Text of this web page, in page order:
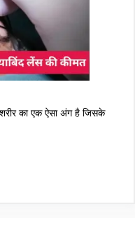
का एक ऐसा अंग है जिसके